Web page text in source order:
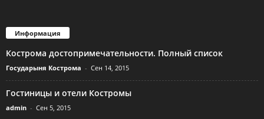
Информация
Кострома достопримечательности. Полный список
Государыня Кострома - Сен 14, 2015
Гостиницы и отели Костромы
admin - Сен 5, 2015